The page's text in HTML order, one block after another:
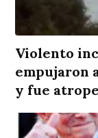
Violento
empujaron
y fue